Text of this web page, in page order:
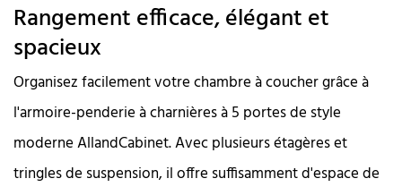
Rangement efficace, élégant et
spacieux
Organisez facilement votre chambre à coucher grâce à
l'armoire-penderie à charnières à 5 portes de style
moderne AllandCabinet. Avec plusieurs étagères et
tringles de suspension, il offre suffisamment d'espace de